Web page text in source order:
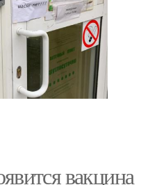
вакцина